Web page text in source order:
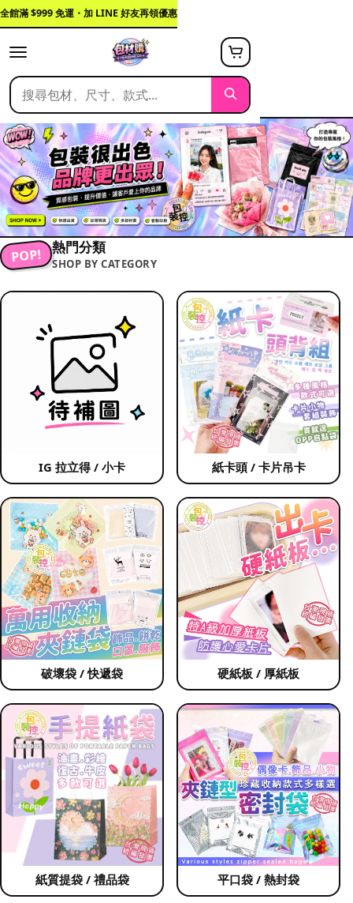
全館滿 $999 免運・加 LINE 好友再領優惠
POP! 熱門分類
SHOP BY CATEGORY
IG 拉立得 / 小卡 紙卡頭 / 卡片吊卡
破壞袋 / 快遞袋 硬紙板 / 厚紙板
紙質提袋 / 禮品袋 平口袋 / 熱封袋